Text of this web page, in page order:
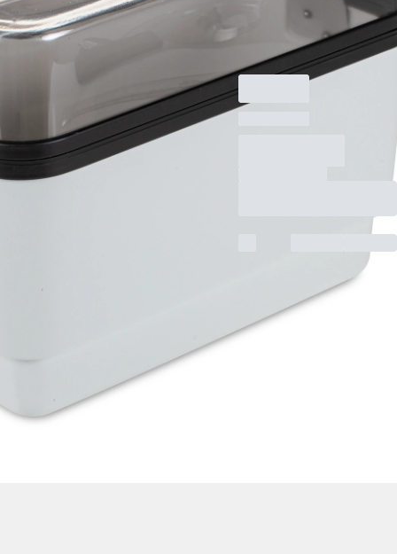
ックスタンド用社内
ケース, (LxWxH)：
270 x 170 x 215 mm